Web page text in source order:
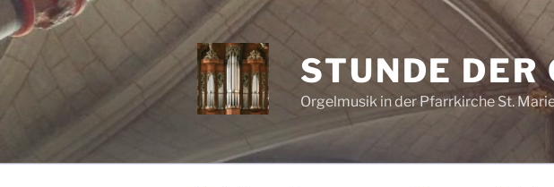
Zum
Inhalt
springen
STUNDE DER
Orgelmusik in der Pfarrkirche St.